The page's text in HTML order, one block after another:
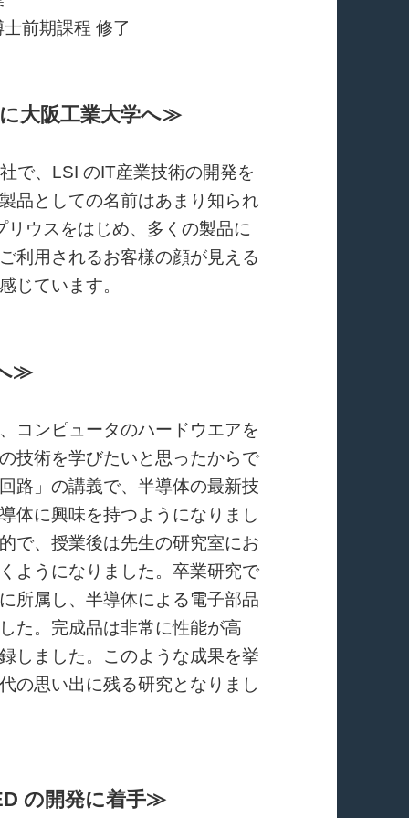
前期課程 修了
大阪工業大学へ≫
で、LSI のIT産業技術の開発を
品としての名前はあまり知られ
ウスをはじめ、多くの製品に
利用されるお客様の顔が見える
じています。
≫
コンピュータのハードウエアを
技術を学びたいと思ったからで
路」の講義で、半導体の最新技
体に興味を持つようになりまし
で、授業後は先生の研究室にお
ようになりました。卒業研究で
所属し、半導体による電子部品
た。完成品は非常に性能が高
しました。このような成果を挙
の思い出に残る研究となりまし
の開発に着手≫